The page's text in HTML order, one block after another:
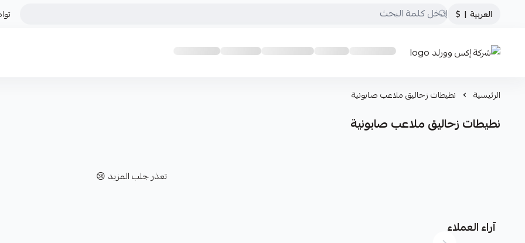
العربية |
$
شركة إكس وورلد
الرئيسية نطيطات زحاليق ملاعب صابونية
نطيطات زحاليق ملاعب صابونية
تعذر جلب المزيد 😢
آراء العملاء